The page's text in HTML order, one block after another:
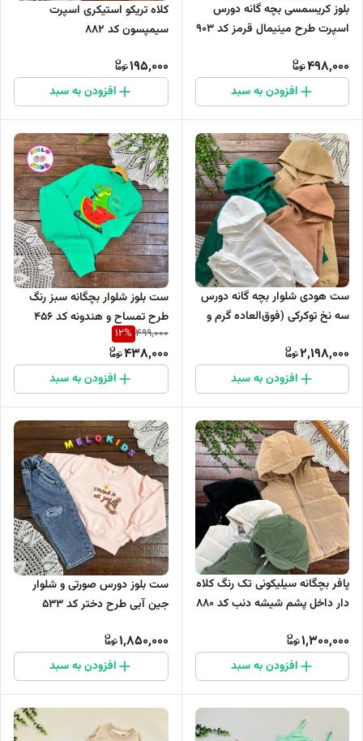
بلوز کریسمسی بچه گانه دورس
اسپرت طرح مینیمال قرمز کد 903
498,000
افزودن به سبد
کلاه تریکو استیکری اسپرت
سیمپسون کد ۸۸۲
195,000
افزودن به سبد
ست هودی شلوار بچه گانه دورس
سه نخ توکرکی (فوق‌العاده گرم و
2,198,000
افزودن به سبد
ست بلوز شلوار بچگانه سبز رنگ
طرح تمساح و هندونه کد 456
499,000
12%
438,000
افزودن به سبد
پافر بچگانه سیلیکونی تک رنگ کلاه
دار داخل پشم شیشه دنب کد ۸۸۰
1,300,000
افزودن به سبد
ست بلوز دورس صورتی و شلوار
جین آبی طرح دختر کد 533
1,850,000
افزودن به سبد